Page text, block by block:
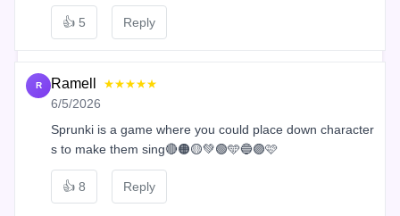
👍 5 Reply
R Ramell ★★★★★
6/5/2026
Sprunki is a game where you could place down character
s to make them sing🔴🟠🟡💚🟢🩵🔵🟣🩷
👍 8 Reply